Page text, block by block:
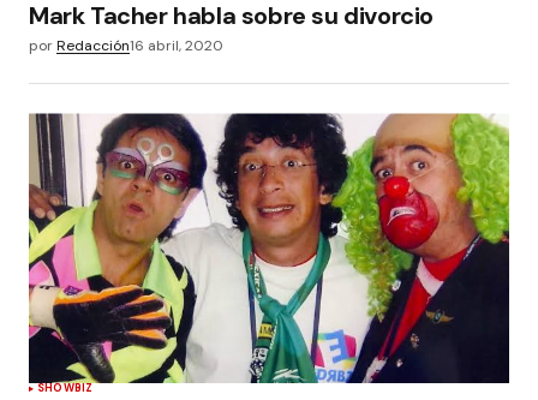
Mark Tacher habla sobre su divorcio
porRedacción16 abril, 2020
SHOWBIZ